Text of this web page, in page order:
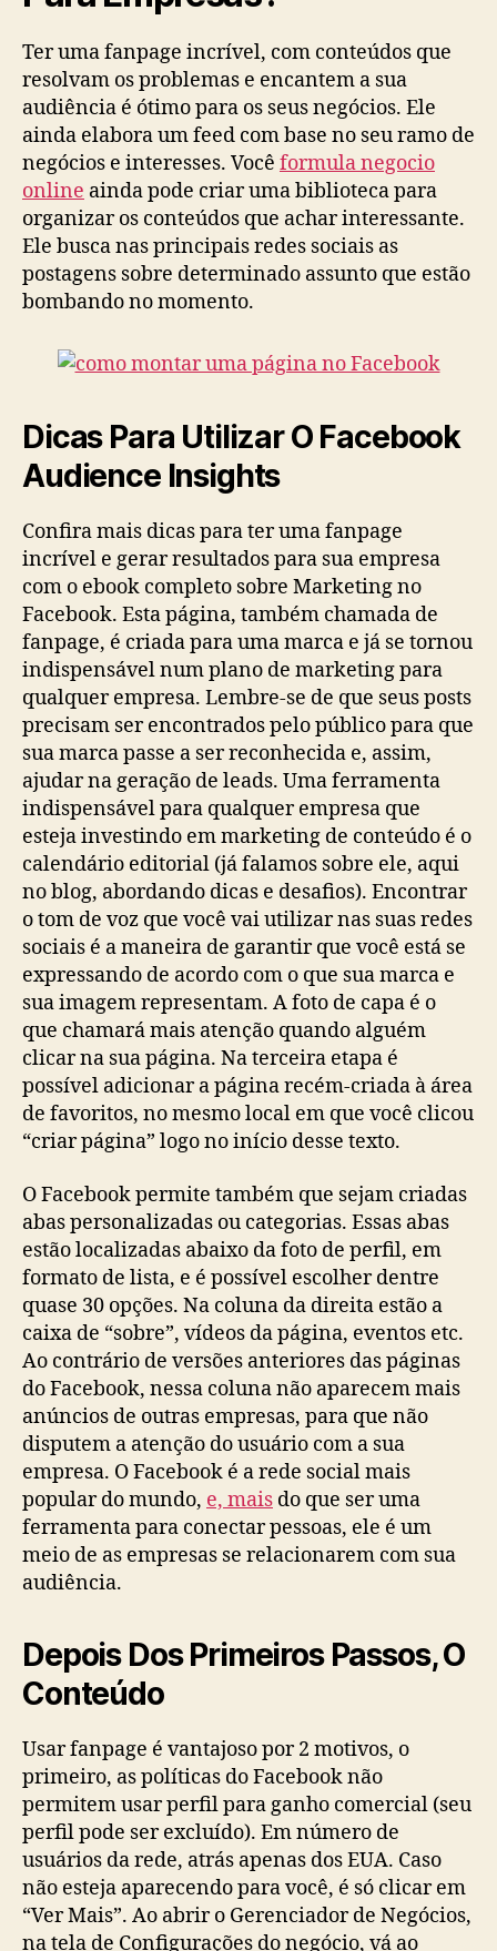
Ter uma fanpage incrível, com conteúdos que
resolvam os problemas e encantem a sua
audiência é ótimo para os seus negócios. Ele
ainda elabora um feed com base no seu ramo de
negócios e interesses. Você formula negocio
online ainda pode criar uma biblioteca para
organizar os conteúdos que achar interessante.
Ele busca nas principais redes sociais as
postagens sobre determinado assunto que estão
bombando no momento.
Dicas Para Utilizar O Facebook
Audience Insights
Confira mais dicas para ter uma fanpage
incrível e gerar resultados para sua empresa
com o ebook completo sobre Marketing no
Facebook. Esta página, também chamada de
fanpage, é criada para uma marca e já se tornou
indispensável num plano de marketing para
qualquer empresa. Lembre-se de que seus posts
precisam ser encontrados pelo público para que
sua marca passe a ser reconhecida e, assim,
ajudar na geração de leads. Uma ferramenta
indispensável para qualquer empresa que
esteja investindo em marketing de conteúdo é o
calendário editorial (já falamos sobre ele, aqui
no blog, abordando dicas e desafios). Encontrar
o tom de voz que você vai utilizar nas suas redes
sociais é a maneira de garantir que você está se
expressando de acordo com o que sua marca e
sua imagem representam. A foto de capa é o
que chamará mais atenção quando alguém
clicar na sua página. Na terceira etapa é
possível adicionar a página recém-criada à área
de favoritos, no mesmo local em que você clicou
“criar página” logo no início desse texto.
O Facebook permite também que sejam criadas
abas personalizadas ou categorias. Essas abas
estão localizadas abaixo da foto de perfil, em
formato de lista, e é possível escolher dentre
quase 30 opções. Na coluna da direita estão a
caixa de “sobre”, vídeos da página, eventos etc.
Ao contrário de versões anteriores das páginas
do Facebook, nessa coluna não aparecem mais
anúncios de outras empresas, para que não
disputem a atenção do usuário com a sua
empresa. O Facebook é a rede social mais
popular do mundo, e, mais do que ser uma
ferramenta para conectar pessoas, ele é um
meio de as empresas se relacionarem com sua
audiência.
Depois Dos Primeiros Passos, O
Conteúdo
Usar fanpage é vantajoso por 2 motivos, o
primeiro, as políticas do Facebook não
permitem usar perfil para ganho comercial (seu
perfil pode ser excluído). Em número de
usuários da rede, atrás apenas dos EUA. Caso
não esteja aparecendo para você, é só clicar em
“Ver Mais”. Ao abrir o Gerenciador de Negócios,
na tela de Configurações do negócio, vá ao